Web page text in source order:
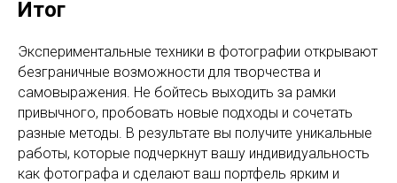
Итог
Экспериментальные техники в фотографии открывают
безграничные возможности для творчества и
самовыражения. Не бойтесь выходить за рамки
привычного, пробовать новые подходы и сочетать
разные методы. В результате вы получите уникальные
работы, которые подчеркнут вашу индивидуальность
как фотографа и сделают ваш портфель ярким и